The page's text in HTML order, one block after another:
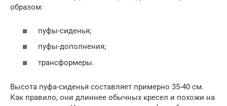
образом:
пуфы-сиденья;
пуфы-дополнения;
трансформеры.
Высота пуфа-сиденья составляет примерно 35-40 см.
Как правило, они длиннее обычных кресел и похожи на